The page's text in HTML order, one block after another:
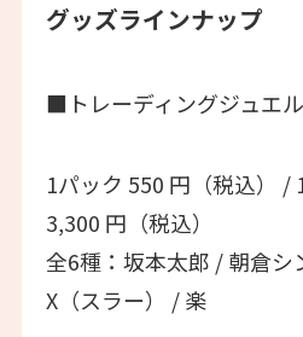
グッズラインナップ
■トレーディングジュエル
1パック 550 円（税込） /
3,300 円（税込）
全6種：坂本太郎 / 朝倉
X（スラー） / 楽